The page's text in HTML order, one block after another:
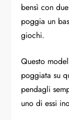
bensì con
poggia un
giochi.
Questo
poggiata su
pendagli
uno di essi